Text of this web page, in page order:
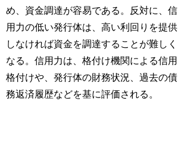
め、資金調達が容易である。反対に、信
用力の低い発行体は、高い利回りを提供
しなければ資金を調達することが難しく
なる。信用力は、格付け機関による信用
格付けや、発行体の財務状況、過去の債
務返済履歴などを基に評価される。